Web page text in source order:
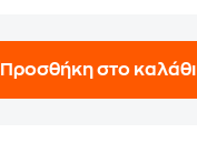
Προσθήκη στο καλάθι